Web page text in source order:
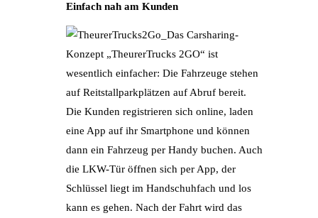
Einfach nah am Kunden
Das Carsharing-
Konzept „TheurerTrucks 2GO“ ist
wesentlich einfacher: Die Fahrzeuge stehen
auf Reitstallparkplätzen auf Abruf bereit.
Die Kunden registrieren sich online, laden
eine App auf ihr Smartphone und können
dann ein Fahrzeug per Handy buchen. Auch
die LKW-Tür öffnen sich per App, der
Schlüssel liegt im Handschuhfach und los
kann es gehen. Nach der Fahrt wird das